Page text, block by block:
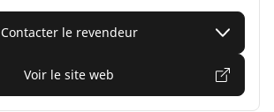
Contacter le revendeur
Voir le site web